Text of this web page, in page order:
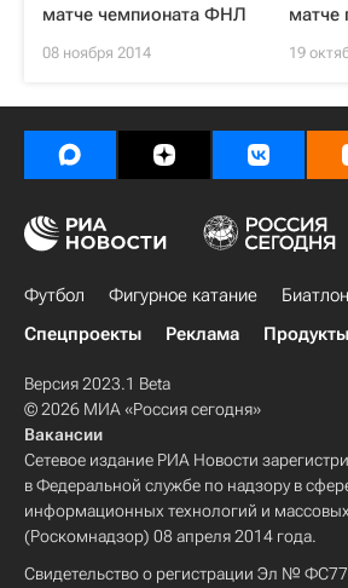
матче чемпионата ФНЛ
08 ноября 2014
матче
19
Футбол Фигурное катание Биатлон
Спецпроекты
Реклама
Версия 2023.1 Beta
© 2026 МИА «Россия сегодня»
Вакансии
Сетевое издание РИА Новости
в Федеральной службе по надзору в
информационных технологий и
(Роскомнадзор) 08 апреля 2014 года.
Свидетельство о регистрации Эл №